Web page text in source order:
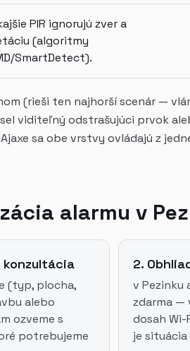
PIR ignorujú zver a
(algoritmy
SmartDetect).
(rieši ten najhorší scenár —
viditeľný odstrašujúci prvok
sa obe vrstvy ovládajú z
alarmu v
(typ, plocha,
alebo
ozveme s
potrebujeme
2.
v Pezinku
zdarma —
dosah Wi-
je